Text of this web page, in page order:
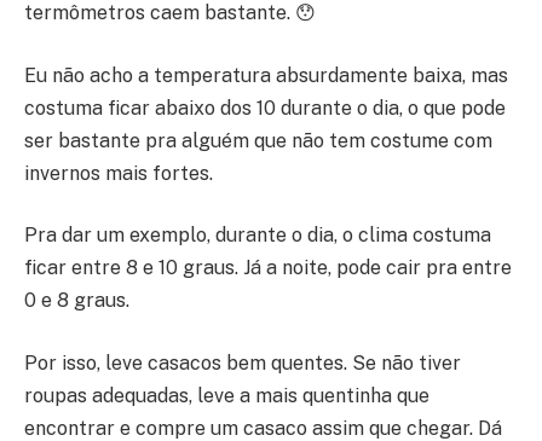
termômetros caem bastante. 😯
Eu não acho a temperatura absurdamente baixa, mas
costuma ficar abaixo dos 10 durante o dia, o que pode
ser bastante pra alguém que não tem costume com
invernos mais fortes.
Pra dar um exemplo, durante o dia, o clima costuma
ficar entre 8 e 10 graus. Já a noite, pode cair pra entre
0 e 8 graus.
Por isso, leve casacos bem quentes. Se não tiver
roupas adequadas, leve a mais quentinha que
encontrar e compre um casaco assim que chegar. Dá